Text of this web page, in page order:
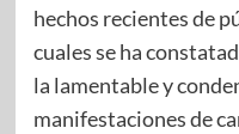
hechos recientes de
cuales se ha
la lamentable y
manifestaciones de